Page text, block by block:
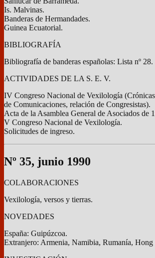
Is. Malvinas.
Banderas de Hermandades.
Guinea Ecuatorial.
BIBLIOGRAFÍA
Bibliografía de banderas españolas: Lista nº 28.
ACTIVIDADES DE LA S. E. V.
IV Congreso Nacional de Vexilología
de Comunicaciones, relación de Congresistas).
Acta de la Asamblea General de Asociados de
V Congreso Nacional de Vexilología.
Solicitudes de ingreso.
Nº 35, junio 1990
COLABORACIONES
Vexilología, versos y tierras.
NOVEDADES
España: Guipúzcoa.
Extranjero: Armenia, Namibia, Rumanía, Hong